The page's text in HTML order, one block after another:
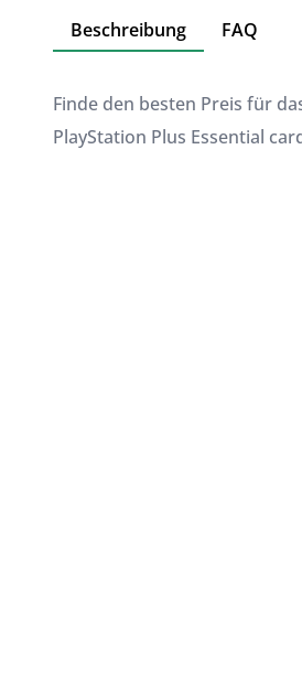
Beschreibung FAQ
Finde den besten Preis für
PlayStation Plus Essential